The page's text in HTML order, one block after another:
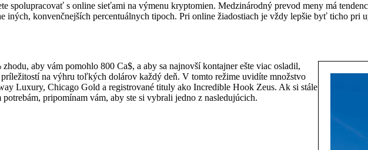
spolupracovať s online sieťami na výmenu kryptomien. Medzinárodný prevod meny má
iných, konvenčnejších percentuálnych tipoch. Pri online žiadostiach je vždy lepšie byť ticho pri
aby vám pomohlo 800 Ca$, a aby sa najnovší kontajner ešte viac osladil,
na výhru toľkých dolárov každý deň. V tomto režime uvidíte množstvo
Luxury, Chicago Gold a registrované tituly ako Incredible Hook Zeus. Ak si stále
pripomínam vám, aby ste si vybrali jedno z nasledujúcich.